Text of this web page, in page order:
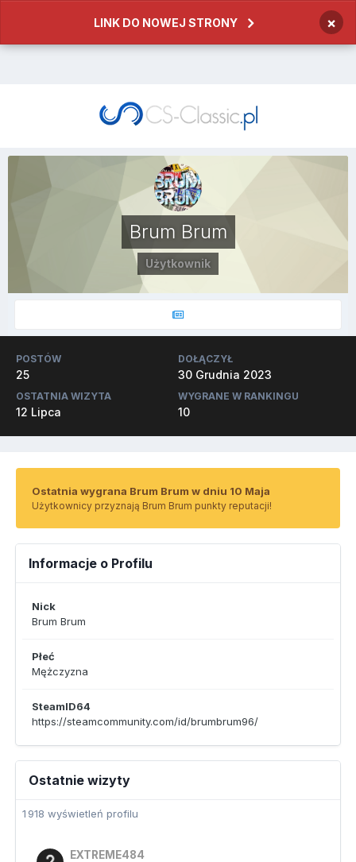
LINK DO NOWEJ STRONY ×
Brum Brum
Użytkownik
POSTÓW
25
DOŁĄCZYŁ
30 Grudnia 2023
OSTATNIA WIZYTA
12 Lipca
WYGRANE W RANKINGU
10
Ostatnia wygrana Brum Brum w dniu 10 Maja
Użytkownicy przyznają Brum Brum punkty reputacji!
Informacje o Profilu
Nick
Brum Brum
Płeć
Mężczyzna
SteamID64
https://steamcommunity.com/id/brumbrum96/
Ostatnie wizyty
1 918 wyświetleń profilu
EXTREME484